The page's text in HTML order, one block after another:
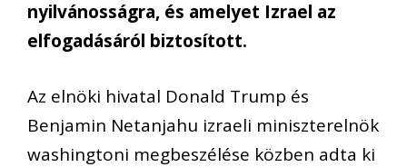
nyilvánosságra, és amelyet Izrael az
elfogadásáról biztosított.
Az elnöki hivatal Donald Trump és
Benjamin Netanjahu izraeli miniszterelnök
washingtoni megbeszélése közben adta ki